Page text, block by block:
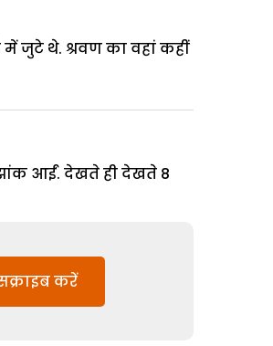
जुटे थे. श्रवण का वहां कहीं
आईं. देखते ही देखते 8
करें